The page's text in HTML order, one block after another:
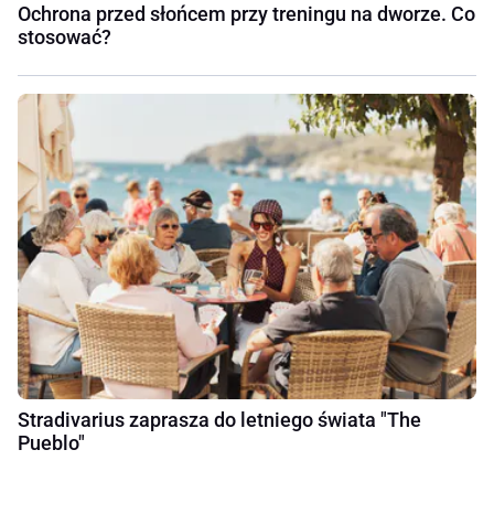
Ochrona przed słońcem przy treningu na dworze. Co
stosować?
Stradivarius zaprasza do letniego świata "The
Pueblo"